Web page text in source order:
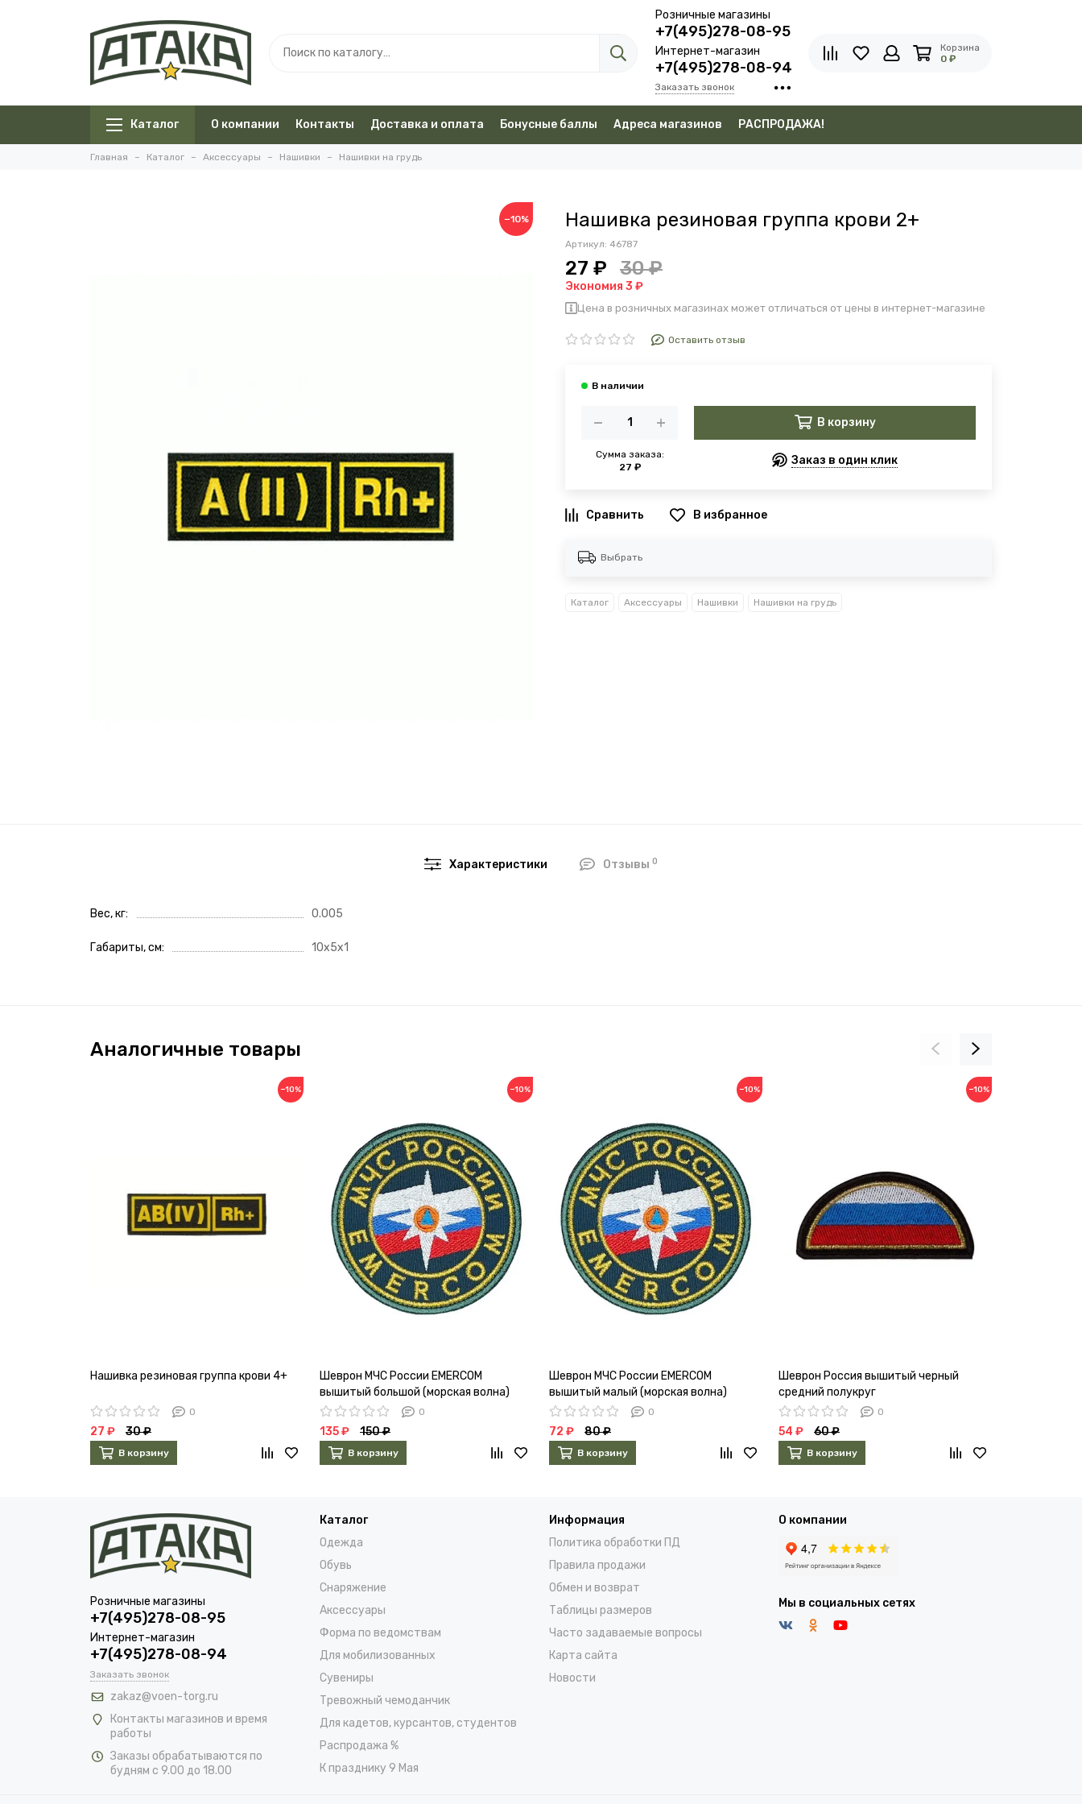
Розничные магазины
+7(495)278-08-95
Интернет-магазин
+7(495)278-08-94
Заказать звонок
Корзина
0 ₽
Каталог О компании Контакты Доставка и оплата Бонусные баллы Адреса магазинов РАСПРОДАЖА!
Главная Каталог Аксессуары Нашивки Нашивки на грудь
−10% Нашивка резиновая группа крови 2+
Артикул: 46787
27 ₽ 30 ₽
Экономия 3 ₽
Цена в розничных магазинах может отличаться от цены в интернет-магазине
Оставить отзыв
Сумма заказа:
27 ₽
В корзину
Заказ в один клик
В избранное
Выбрать
Каталог Аксессуары Нашивки Нашивки на грудь
Характеристики Отзывы 0
Вес, кг 0.005
Габариты, см 10x5x1
Аналогичные товары
−10%
Нашивка резиновая группа крови 4+
0
27 ₽ 30 ₽
В корзину
−10%
Шеврон МЧС России EMERCOM
вышитый большой (морская волна)
0
135 ₽ 150 ₽
В корзину
−10%
Шеврон МЧС России EMERCOM
вышитый малый (морская волна)
0
72 ₽ 80 ₽
В корзину
−10%
Шеврон Россия вышитый черный
средний полукруг
0
54 ₽ 60 ₽
В корзину
Розничные магазины
+7(495)278-08-95
Интернет-магазин
+7(495)278-08-94
Заказать звонок
zakaz@voen-torg.ru
Контакты магазинов и время
работы
Заказы обрабатываются по
будням с 9.00 до 18.00
Каталог
Одежда
Обувь
Снаряжение
Аксессуары
Форма по ведомствам
Для мобилизованных
Сувениры
Тревожный чемоданчик
Для кадетов, курсантов, студентов
Распродажа %
К празднику 9 Мая
Информация
Политика обработки ПД
Правила продажи
Обмен и возврат
Таблицы размеров
Часто задаваемые вопросы
Карта сайта
Новости
О компании
Мы в социальных сетях